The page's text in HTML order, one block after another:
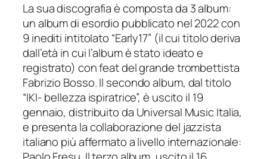
La sua discografia è composta da 3 album:
un album di esordio pubblicato nel 2022 con
9 inediti intitolato “Early17” (il cui titolo deriva
dall’età in cui l’album è stato ideato e
registrato) con feat del grande trombettista
Fabrizio Bosso. Il secondo album, dal titolo
“IKI- bellezza ispiratrice”, è uscito il 19
gennaio, distribuito da Universal Music Italia,
e presenta la collaborazione del jazzista
italiano più affermato a livello internazionale: